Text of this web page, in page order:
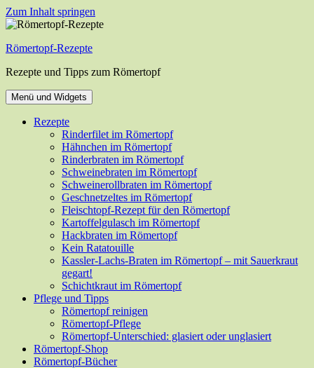
Zum Inhalt springen
Römertopf-Rezepte
Rezepte und Tipps zum Römertopf
Menü und Widgets
Rezepte
Rinderfilet im Römertopf
Hähnchen im Römertopf
Rinderbraten im Römertopf
Schweinebraten im Römertopf
Schweinerollbraten im Römertopf
Geschnetzeltes im Römertopf
Fleischtopf-Rezept für den Römertopf
Kartoffelgulasch im Römertopf
Hackbraten im Römertopf
Kein Ratatouille
Kassler-Lachs-Braten im Römertopf – mit Sauerkraut
gegart!
Schichtkraut im Römertopf
Pflege und Tipps
Römertopf reinigen
Römertopf-Pflege
Römertopf-Unterschied: glasiert oder unglasiert
Römertopf-Shop
Römertopf-Bücher